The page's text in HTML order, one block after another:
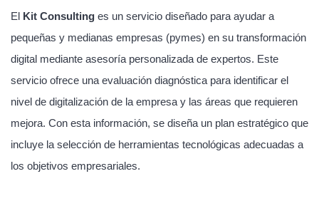
El Kit Consulting es un servicio diseñado para ayudar a
pequeñas y medianas empresas (pymes) en su transformación
digital mediante asesoría personalizada de expertos. Este
servicio ofrece una evaluación diagnóstica para identificar el
nivel de digitalización de la empresa y las áreas que requieren
mejora. Con esta información, se diseña un plan estratégico que
incluye la selección de herramientas tecnológicas adecuadas a
los objetivos empresariales.